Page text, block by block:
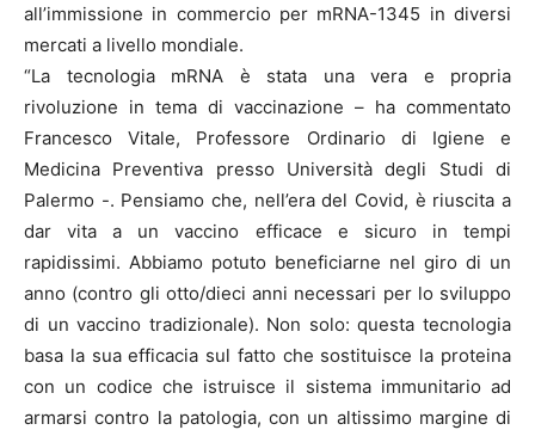
all’immissione in commercio per mRNA-1345 in diversi
mercati a livello mondiale.
“La tecnologia mRNA è stata una vera e propria
rivoluzione in tema di vaccinazione – ha commentato
Francesco Vitale, Professore Ordinario di Igiene e
Medicina Preventiva presso Università degli Studi di
Palermo -. Pensiamo che, nell’era del Covid, è riuscita a
dar vita a un vaccino efficace e sicuro in tempi
rapidissimi. Abbiamo potuto beneficiarne nel giro di un
anno (contro gli otto/dieci anni necessari per lo sviluppo
di un vaccino tradizionale). Non solo: questa tecnologia
basa la sua efficacia sul fatto che sostituisce la proteina
con un codice che istruisce il sistema immunitario ad
armarsi contro la patologia, con un altissimo margine di